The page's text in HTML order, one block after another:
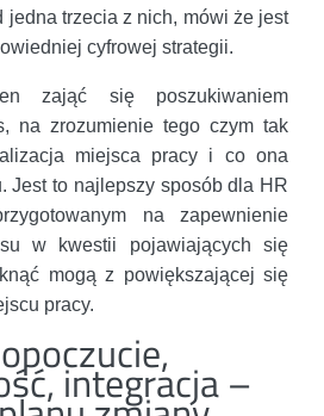
jedna trzecia z nich, mówi że jest
cyfrowej strategii.
zająć się poszukiwaniem
na zrozumienie tego czym tak
miejsca pracy i co ona
Jest to najlepszy sposób dla HR
na zapewnienie
w kwestii pojawiających się
mogą z powiększającej się
pracy.
integracja –